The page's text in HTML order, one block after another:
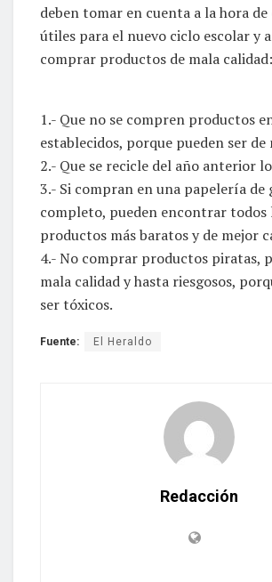
deben tomar en cuenta a la hora
útiles para el nuevo ciclo escolar y
comprar productos de mala calidad:
1.- Que no se compren productos
establecidos, porque pueden ser de
2.- Que se recicle del año anterior
3.- Si compran en una papelería de
completo, pueden encontrar todos
productos más baratos y de mejor
4.- No comprar productos piratas,
mala calidad y hasta riesgosos,
ser tóxicos.
Fuente: El Heraldo
Redacción